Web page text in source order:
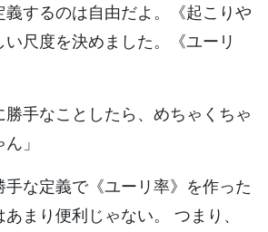
するのは自由だよ。《起こりや
尺度を決めました。《ユーリ
勝手なことしたら、めちゃくちゃ
」
手な定義で《ユーリ率》を作った
まり便利じゃない。 つまり、